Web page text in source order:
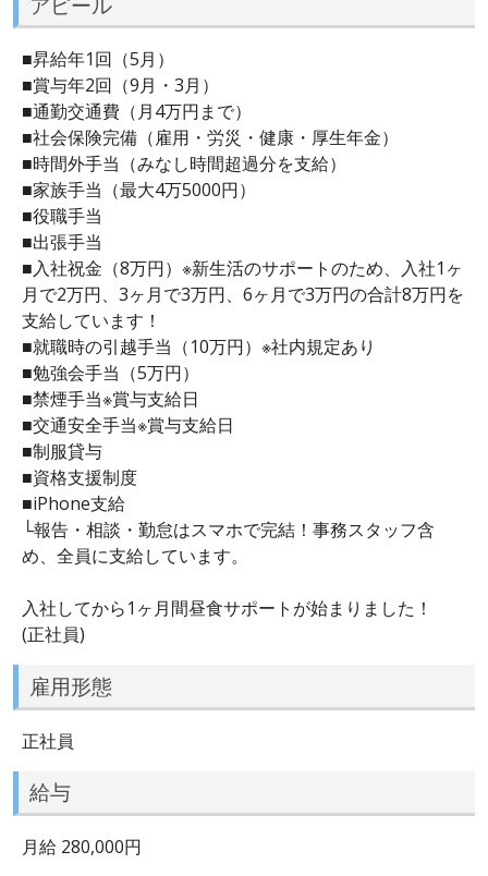
■昇給年1回（5月）
■賞与年2回（9月・3月）
■通勤交通費（月4万円まで）
■社会保険完備（雇用・労災・健康・厚生年金）
■時間外手当（みなし時間超過分を支給）
■家族手当（最大4万5000円）
■役職手当
■出張手当
■入社祝金（8万円）※新生活のサポートのため、入社1ヶ
月で2万円、3ヶ月で3万円、6ヶ月で3万円の合計8万円を
支給しています！
■就職時の引越手当（10万円）※社内規定あり
■勉強会手当（5万円）
■禁煙手当※賞与支給日
■交通安全手当※賞与支給日
■制服貸与
■資格支援制度
■iPhone支給
└報告・相談・勤怠はスマホで完結！事務スタッフ含
め、全員に支給しています。
入社してから1ヶ月間昼食サポートが始まりました！
(正社員)
雇用形態
正社員
給与
月給 280,000円